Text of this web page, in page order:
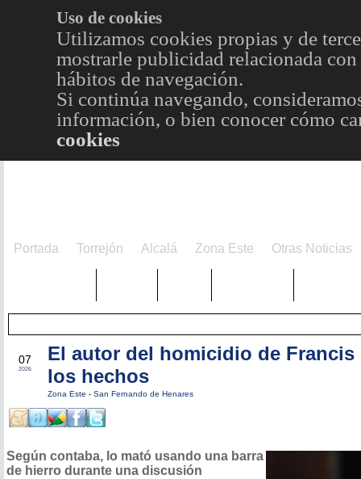
Uso de cookies
Utilizamos cookies propias y de
mostrarle publicidad relacionada
hábitos de navegación.
Si continúa navegando,
información, o bien conocer cómo
cookies
Portada Torrejón Alcalá Zona Este Otras Noticias
07
2026
El autor del homicidio de Francis
los hechos
Zona Este - San Fernando de Henares
Según contaba, lo mató usando una barra
de hierro durante una discusión